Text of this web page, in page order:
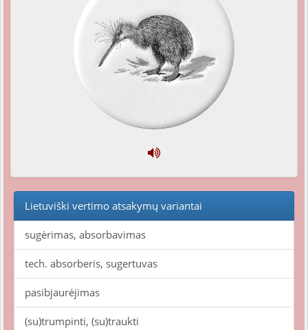
Lietuviški vertimo atsakymų variantai
sugėrimas, absorbavimas
tech. absorberis, sugertuvas
pasibjaurėjimas
(su)trumpinti, (su)traukti